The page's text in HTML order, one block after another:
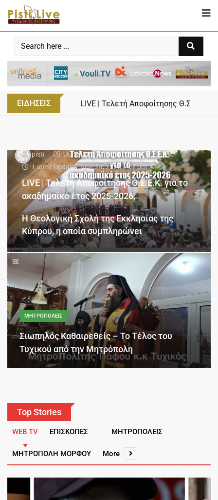
ΕΙΔΗΣΕΙΣ 50+1 Χρόνια Μετά – Επεισόδιο 10ο
pisti
June 24, 2026
Latest Update: June 24, 2026 1:07 pm
LIVE | Τελετή Αποφοίτησης Θ.Σ.Ε.Κ. για το
ακαδημαϊκό έτος 2025-2026,
Η Θεολογική Σχολή της Εκκλησίας της
Κύπρου, η οποία συμπληρώνει
ΜΗΤΡΟΠΟΛΕΙΣ
Σιωπηλός Καθαιρεθείς – Το Τέλος του
Τυχικού από την Μητρόπολη
Top Stories
WEB TV ΕΠΙΣΚΟΠΕΣ ΜΗΤΡΟΠΟΛΕΙΣ
ΜΗΤΡΟΠΟΛΗ ΜΟΡΦΟΥ More